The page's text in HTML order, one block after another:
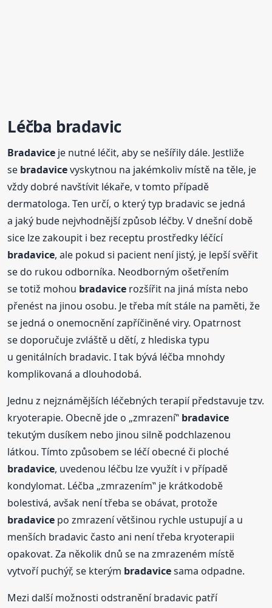
Léčba bradavic
Bradavice je nutné léčit, aby se nešířily dále. Jestliže
se bradavicevyskytnou na jakémkoliv místě na těle, je
vždy dobré navštívit lékaře, v tomto případě
dermatologa. Ten určí, o který typ bradavic se jedná
a jaký bude nejvhodnější způsob léčby. V dnešní době
sice lze zakoupit i bez receptu prostředky léčící
bradavice, ale pokud si pacient není jistý, je lepší svěřit
se do rukou odborníka. Neodborným ošetřením
se totiž mohou bradavice rozšířit na jiná místa nebo
přenést na jinou osobu. Je třeba mít stále na paměti, že
se jedná o onemocnění zapříčiněné viry. Opatrnost
se doporučuje zvláště u dětí, z hlediska typu
u genitálních bradavic. I tak bývá léčba mnohdy
komplikovaná a dlouhodobá.
Jednu z nejznámějších léčebných terapií představuje tzv.
kryoterapie. Obecně jde o „zmrazení‟ bradavice
tekutým dusíkem nebo jinou silně podchlazenou
látkou. Tímto způsobem se léčí obecné či ploché
bradavice, uvedenou léčbu lze využít i v případě
kondylomat. Léčba „zmrazením‟ je krátkodobě
bolestivá, avšak není třeba se obávat, protože
bradavice po zmrazení většinou rychle ustupují a u
menších bradavic často ani není třeba kryoterapii
opakovat. Za několik dnů se na zmrazeném místě
vytvoří puchýř, se kterým bradavicesama odpadne.
Mezi další možnosti odstranění bradavic patří